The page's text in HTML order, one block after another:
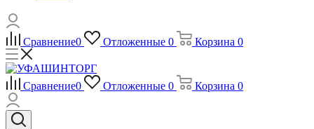
Сравнение0 Отложенные 0 Корзина 0
Сравнение0 Отложенные 0 Корзина 0